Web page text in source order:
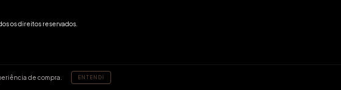
de compra. ENTENDI
os direitos reservados.